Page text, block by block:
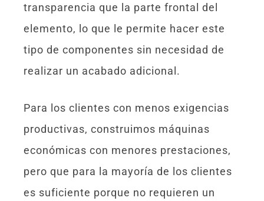
transparencia que la parte frontal del
elemento, lo que le permite hacer este
tipo de componentes sin necesidad de
realizar un acabado adicional.
Para los clientes con menos exigencias
productivas, construimos máquinas
económicas con menores prestaciones,
pero que para la mayoría de los clientes
es suficiente porque no requieren un